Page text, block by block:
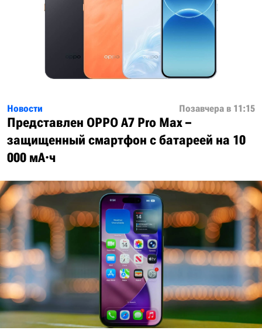
Новости Позавчера в 11:15
Представлен OPPO A7 Pro Max –
защищенный смартфон с батареей на 10
000 мА·ч